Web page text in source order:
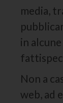
media,
in
Non a
web, ad